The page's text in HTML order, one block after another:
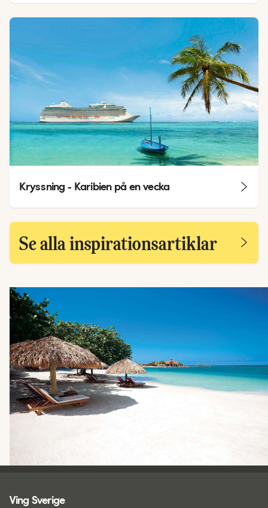
Kryssning - Karibien på en vecka
Se alla inspirationsartiklar
Ving Sverige